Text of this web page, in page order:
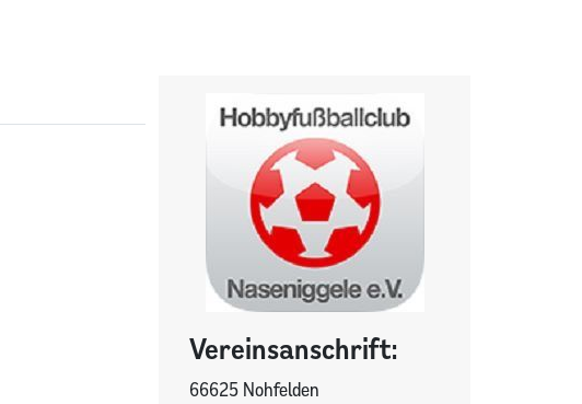
Vereinsanschrift:
66625 Nohfelden